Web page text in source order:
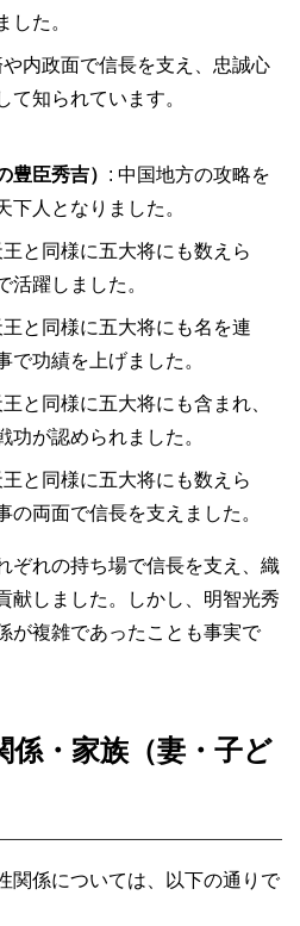
した。
や内政面で信長を支え、忠誠心
て知られています。
豊臣秀吉） : 中国地方の攻略を
下人となりました。
王と同様に五大将にも数えら
活躍しました。
王と同様に五大将にも名を連
で功績を上げました。
と同様に五大将にも含まれ、
功が認められました。
王と同様に五大将にも数えら
の両面で信長を支えました。
ぞれの持ち場で信長を支え、織
献しました。しかし、明智光秀
が複雑であったことも事実で
係・家族（妻・子ど
関係については、以下の通りで